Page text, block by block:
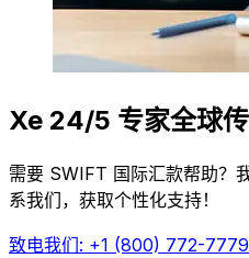
Xe 24/5 专家全球
需要 SWIFT 国际汇款帮助？
系我们，获取个性化支持！
致电我们: +1 (800) 772-7779